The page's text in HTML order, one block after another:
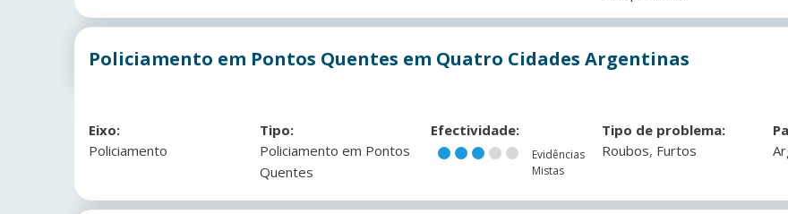
Policiamento em Pontos Quentes em Quatro Cidades Argentinas
Eixo:
Policiamento
Tipo:
Policiamento em Pontos
Quentes
Efectividade:
Evidências
Mistas
Tipo de problema:
Roubos, Furtos